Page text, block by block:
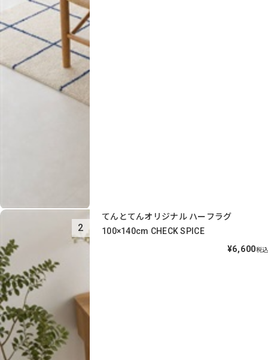
2
てんとてんオリジナル ハーフラグ
100×140cm CHECK SPICE
¥6,600税込